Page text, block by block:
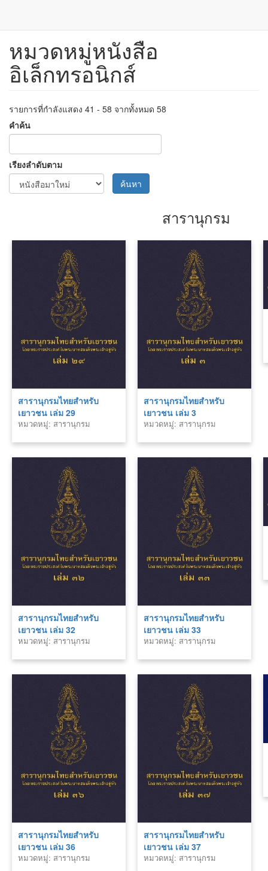
ข้าม
เนื้อหา
หมวดหมู่หนังสือ
อิเล็กทรอนิกส์
รายการที่กำลังแสดง 41 - 58 จากทั้งหมด 58
คำค้น
เรียงลำดับตาม
ค้นหา
สารานุกรม
สารานุกรมไทยสำหรับ
เยาวชน เล่ม 29
หมวดหมู่: สารานุกรม
สารานุกรมไทยสำหรับ
เยาวชน เล่ม 3
หมวดหมู่: สารานุกรม
สารานุกรมไทยสำหรับ
เยาวชน เล่ม 32
หมวดหมู่: สารานุกรม
สารานุกรมไทยสำหรับ
เยาวชน เล่ม 33
หมวดหมู่: สารานุกรม
สารานุกรมไทยสำหรับ
เยาวชน เล่ม 36
หมวดหมู่: สารานุกรม
สารานุกรมไทยสำหรับ
เยาวชน เล่ม 37
หมวดหมู่: สารานุกรม